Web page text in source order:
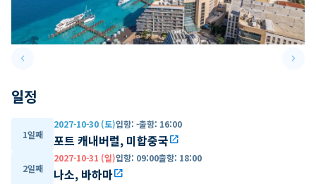
keyboard_arrow_leftPrevious slide keyboard_arrow_right
일정
1일째
2027-10-30 (토)입항: -출항: 16:00
포트 캐내버럴, 미합중국open_in_new
2일째
2027-10-31 (일)입항: 09:00출항: 18:00
나소, 바하마open_in_new